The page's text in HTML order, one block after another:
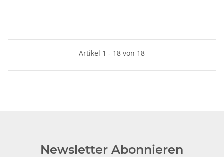
Artikel 1 - 18 von 18
Newsletter Abonnieren